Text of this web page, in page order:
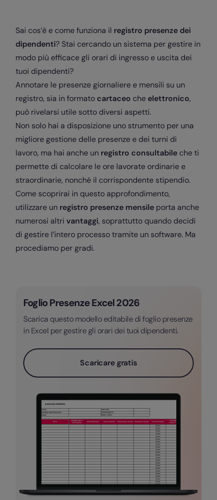
Sai cos’è e come funziona il registro presenze dei
dipendenti? Stai cercando un sistema per gestire in
modo più efficace gli orari di ingresso e uscita dei
tuoi dipendenti?
Annotare le presenze giornaliere e mensili su un
registro, sia in formato cartaceo che elettronico,
può rivelarsi utile sotto diversi aspetti.
Non solo hai a disposizione uno strumento per una
migliore gestione delle presenze e dei turni di
lavoro, ma hai anche un registro consultabile che ti
permette di calcolare le ore lavorate ordinarie e
straordinarie, nonché il corrispondente stipendio.
Come scoprirai in questo approfondimento,
utilizzare un registro presenze mensile porta anche
numerosi altri vantaggi, soprattutto quando decidi
di gestire l’intero processo tramite un software. Ma
procediamo per gradi.
Foglio Presenze Excel 2026
Scarica questo modello editabile di foglio presenze
in Excel per gestire gli orari dei tuoi dipendenti.
Scaricare gratis